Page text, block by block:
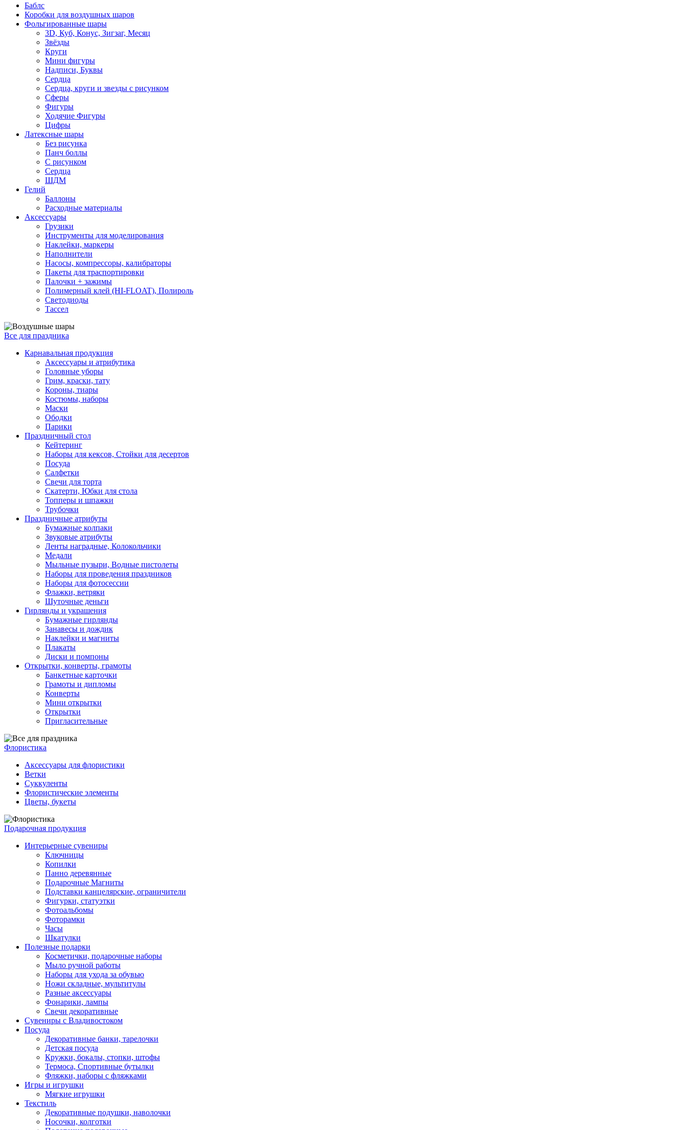
Баблс
Коробки для воздушных шаров
Фольгированные шары
3D, Куб, Конус, Зигзаг, Месяц
Звёзды
Круги
Мини фигуры
Надписи, Буквы
Сердца
Сердца, круги и звезды с рисунком
Сферы
Фигуры
Ходячие Фигуры
Цифры
Латексные шары
Без рисунка
Панч боллы
С рисунком
Сердца
ШДМ
Гелий
Баллоны
Расходные материалы
Аксессуары
Грузики
Инструменты для моделирования
Наклейки, маркеры
Наполнители
Насосы, компрессоры, калибраторы
Пакеты для траспортировки
Палочки + зажимы
Полимерный клей (HI-FLOAT), Полироль
Светодиоды
Тассел
Все для праздника
Карнавальная продукция
Аксессуары и атрибутика
Головные уборы
Грим, краски, тату
Короны, тиары
Костюмы, наборы
Маски
Ободки
Парики
Праздничный стол
Кейтеринг
Наборы для кексов, Стойки для десертов
Посуда
Салфетки
Свечи для торта
Скатерти, Юбки для стола
Топперы и шпажки
Трубочки
Праздничные атрибуты
Бумажные колпаки
Звуковые атрибуты
Ленты наградные, Колокольчики
Медали
Мыльные пузыри, Водные пистолеты
Наборы для проведения праздников
Наборы для фотосессии
Флажки, ветряки
Шуточные деньги
Гирлянды и украшения
Бумажные гирлянды
Занавесы и дождик
Наклейки и магниты
Плакаты
Диски и помпоны
Открытки, конверты, грамоты
Банкетные карточки
Грамоты и дипломы
Конверты
Мини открытки
Открытки
Пригласительные
Флористика
Аксессуары для флористики
Ветки
Суккуленты
Флористические элементы
Цветы, букеты
Подарочная продукция
Интерьерные сувениры
Ключницы
Копилки
Панно деревянные
Подарочные Магниты
Подставки канцелярские, ограничители
Фигурки, статуэтки
Фотоальбомы
Фоторамки
Часы
Шкатулки
Полезные подарки
Косметички, подарочные наборы
Мыло ручной работы
Наборы для ухода за обувью
Ножи складные, мультитулы
Разные аксессуары
Фонарики, лампы
Свечи декоративные
Сувениры с Владивостоком
Посуда
Декоративные банки, тарелочки
Детская посуда
Кружки, бокалы, стопки, штофы
Термоса, Спортивные бутылки
Фляжки, наборы с фляжками
Игры и игрушки
Мягкие игрушки
Текстиль
Декоративные подушки, наволочки
Носочки, колготки